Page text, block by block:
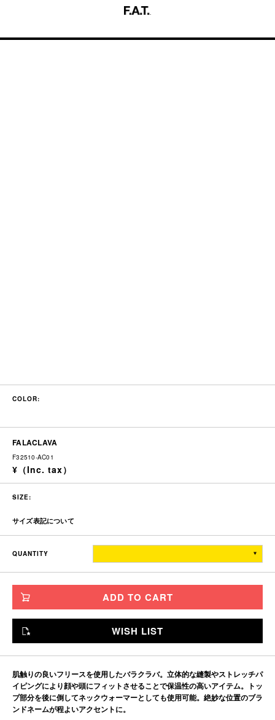
FALACLAVA
F32510-AC01
COLOR:
SIZE:
サイズ表記について
縦
横
47 35
※単位はすべて「cm」です。
製造工程で多少の誤差があることを予めご了承ください。
QUANTITY
ADD TO CART
WISH LIST
肌触りの良いフリースを使用したバラクラバ。立体的な縫製やストレッチパ
イピングにより顔や頭にフィットさせることで保温性の高いアイテム。トッ
プ部分を後に倒してネックウォーマーとしても使用可能。絶妙な位置のブラ
ンドネームが程よいアクセントに。